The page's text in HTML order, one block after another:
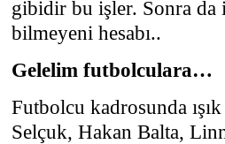
gibidir bu işler. Sonra
bilmeyeni hesabı..
Gelelim futbolculara…
Futbolcu kadrosunda
Selçuk, Hakan Balta,